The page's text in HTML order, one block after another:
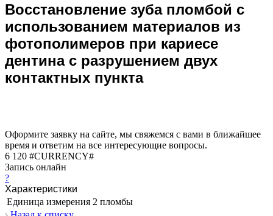
Восстановление зуба пломбой с
использованием материалов из
фотополимеров при кариесе
дентина с разрушением двух
контактных пункта
Оформите заявку на сайте, мы свяжемся с вами в ближайшее
время и ответим на все интересующие вопросы.
6 120 #CURRENCY#
Запись онлайн
?
Характеристики
Единица измерения 2 пломбы